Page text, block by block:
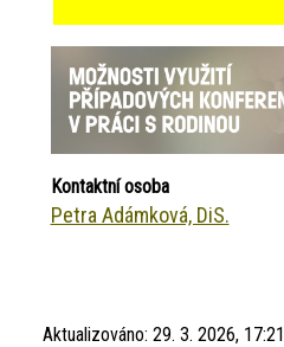
Kontaktní osoba
Petra Adámková, DiS.
Aktualizováno: 29. 3. 2026, 17:21